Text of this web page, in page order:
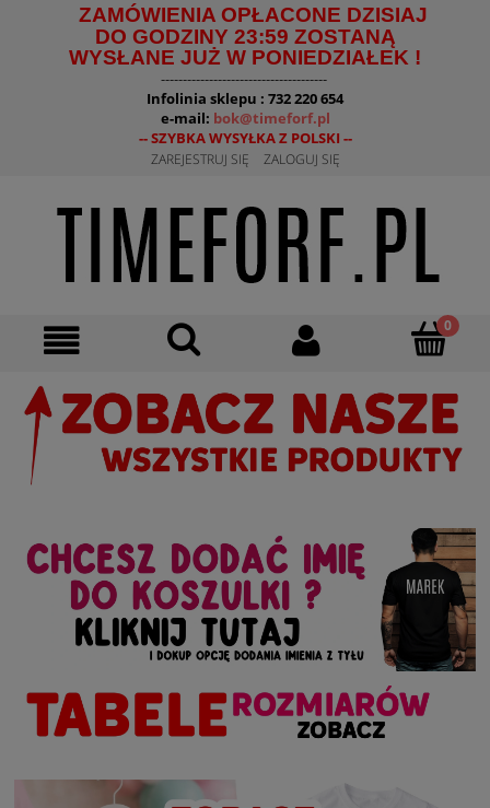
ZAMÓWIENIA OPŁACONE DZISIAJ
DO GODZINY 23:59 ZOSTANĄ
WYSŁANE JUŻ W PONIEDZIAŁEK !
--------------------------------------
Infolinia sklepu : 732 220 654
e-mail: bok@timeforf.pl
-- SZYBKA WYSYŁKA Z POLSKI --
ZAREJESTRUJ SIĘ ZALOGUJ SIĘ